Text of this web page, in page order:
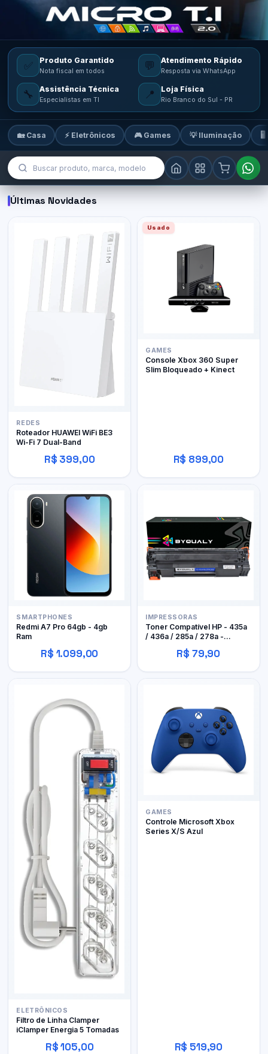
✅ Produto Garantido
Nota fiscal em todos 💬 Atendimento Rápido
Resposta via WhatsApp
🔧 Assistência Técnica
Especialistas em TI 📍 Loja Física
Rio Branco do Sul - PR
🏡 Casa ⚡ Eletrônicos 🎮 Games 💡 Iluminação 🖥️
MicroTi — Sua loja de
Últimas Novidades
REDES
Roteador HUAWEI WiFi BE3
Wi-Fi 7 Dual-Band
R$ 399,00
Usado
GAMES
Console Xbox 360 Super
Slim Bloqueado + Kinect
R$ 899,00
SMARTPHONES
Redmi A7 Pro 64gb - 4gb
Ram
R$ 1.099,00
IMPRESSORAS
Toner Compatível HP - 435a
/ 436a / 285a / 278a -
R$ 79,90
ELETRÔNICOS
Filtro de Linha Clamper
iClamper Energia 5 Tomadas
R$ 105,00
GAMES
Controle Microsoft Xbox
Series X/S Azul
R$ 519,90